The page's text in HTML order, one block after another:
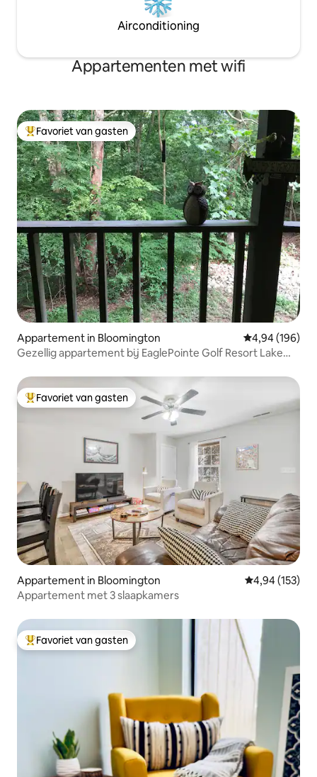
Airconditioning
Appartementen met wifi
Topfavoriet van gasten
Favoriet van gasten
Appartement in Bloomington Gemiddelde
4,94 (196)
Gezellig appartement bij EaglePointe Golf Resort Lake
Topfavoriet van gasten
Favoriet van gasten
Appartement in Bloomington Gemiddelde
4,94 (153)
Appartement met 3 slaapkamers
Topfavoriet van gasten
Favoriet van gasten